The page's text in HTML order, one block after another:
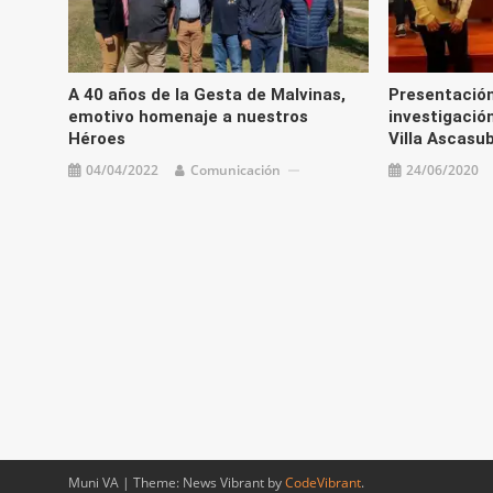
A 40 años de la Gesta de Malvinas,
emotivo homenaje a nuestros
Héroes
04/04/2022 Comunicación
Villa
24/06/2020
Muni VA | Theme: News Vibrant byCodeVibrant.